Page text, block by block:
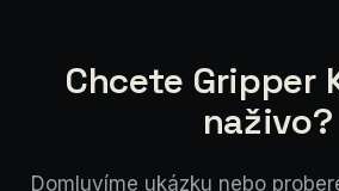
Chcete Gripper
naživo?
Domluvíme ukázku nebo